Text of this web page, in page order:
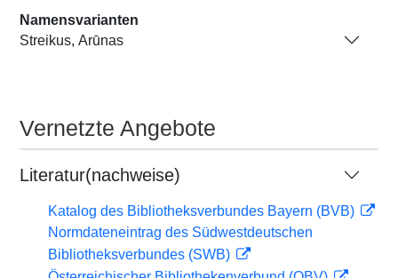
Namensvarianten
Streikus, Arūnas
Vernetzte Angebote
Literatur(nachweise)
Katalog des Bibliotheksverbundes Bayern (BVB)
Normdateneintrag des Südwestdeutschen
Bibliotheksverbundes (SWB)